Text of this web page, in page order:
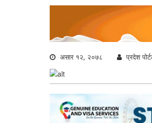
असार १२, २०७८ प्रदेश